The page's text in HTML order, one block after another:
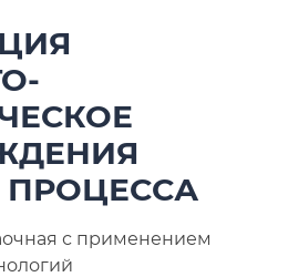
работников
образовательной
ПРОЦЕССА
с применением